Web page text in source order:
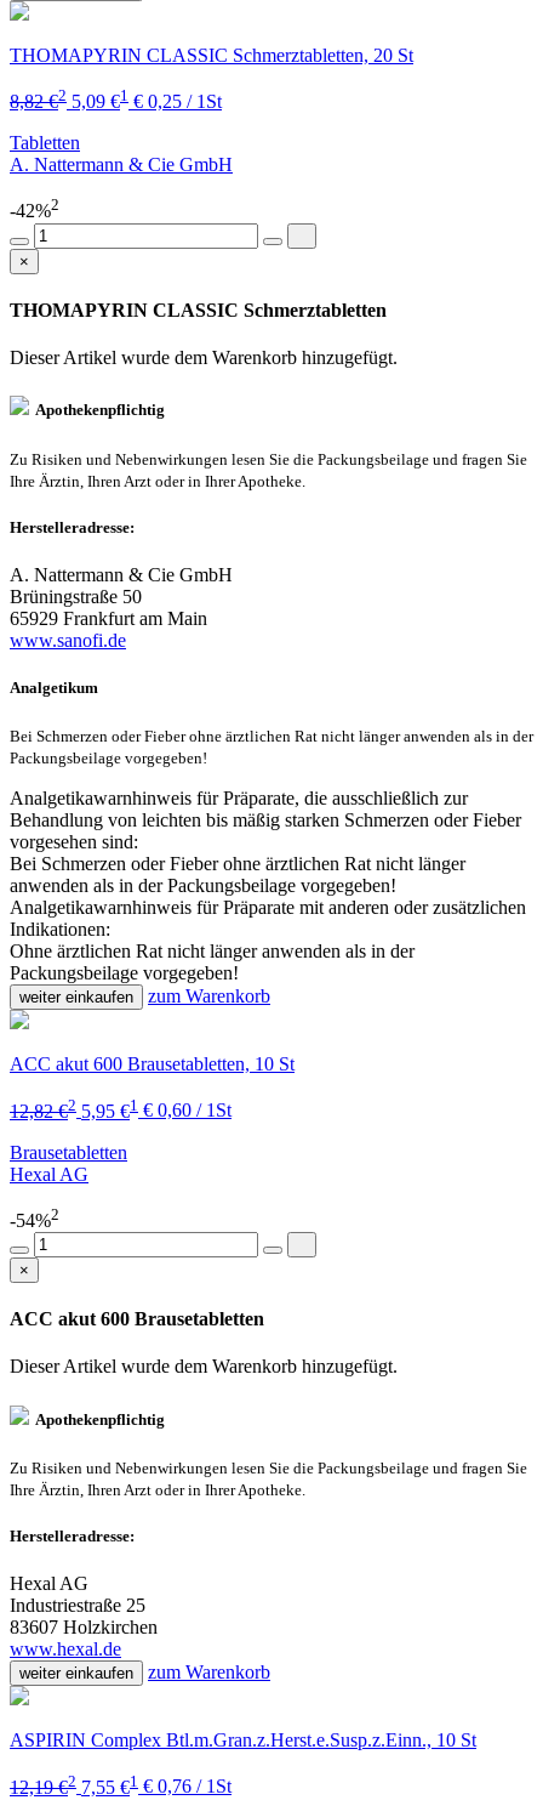
THOMAPYRIN CLASSIC Schmerztabletten, 20 St
8,82 €2 5,09 €1 € 0,25 / 1St
Tabletten
A. Nattermann & Cie GmbH
-42%2
×
THOMAPYRIN CLASSIC Schmerztabletten
Dieser Artikel wurde dem Warenkorb hinzugefügt.
Apothekenpflichtig
Zu Risiken und Nebenwirkungen lesen Sie die Packungsbeilage und fragen Sie
Ihre Ärztin, Ihren Arzt oder in Ihrer Apotheke.
Herstelleradresse:
A. Nattermann & Cie GmbH
Brüningstraße 50
65929 Frankfurt am Main
www.sanofi.de
Analgetikum
Bei Schmerzen oder Fieber ohne ärztlichen Rat nicht länger anwenden als in der
Packungsbeilage vorgegeben!
Analgetikawarnhinweis für Präparate, die ausschließlich zur
Behandlung von leichten bis mäßig starken Schmerzen oder Fieber
vorgesehen sind:
Bei Schmerzen oder Fieber ohne ärztlichen Rat nicht länger
anwenden als in der Packungsbeilage vorgegeben!
Analgetikawarnhinweis für Präparate mit anderen oder zusätzlichen
Indikationen:
Ohne ärztlichen Rat nicht länger anwenden als in der
Packungsbeilage vorgegeben!
weiter einkaufen zum Warenkorb
ACC akut 600 Brausetabletten, 10 St
12,82 €2 5,95 €1 € 0,60 / 1St
Brausetabletten
Hexal AG
-54%2
×
ACC akut 600 Brausetabletten
Dieser Artikel wurde dem Warenkorb hinzugefügt.
Apothekenpflichtig
Zu Risiken und Nebenwirkungen lesen Sie die Packungsbeilage und fragen Sie
Ihre Ärztin, Ihren Arzt oder in Ihrer Apotheke.
Herstelleradresse:
Hexal AG
Industriestraße 25
83607 Holzkirchen
www.hexal.de
weiter einkaufen zum Warenkorb
ASPIRIN Complex Btl.m.Gran.z.Herst.e.Susp.z.Einn., 10 St
12,19 €2 7,55 €1 € 0,76 / 1St